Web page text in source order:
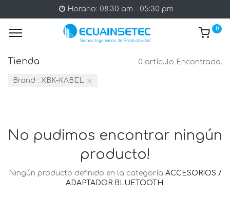
Horario: 08:30 am - 05:30 pm
0
Tienda 0 artículo Encontrado.
Brand : XBK-KABEL
No pudimos encontrar ningún
producto!
Ningún producto definido en la categoría ACCESORIOS /
ADAPTADOR BLUETOOTH.